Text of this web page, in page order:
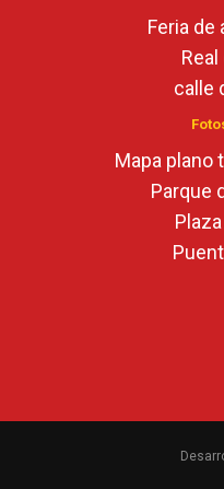
Feria de
Real
calle
Mapa plano
Parque